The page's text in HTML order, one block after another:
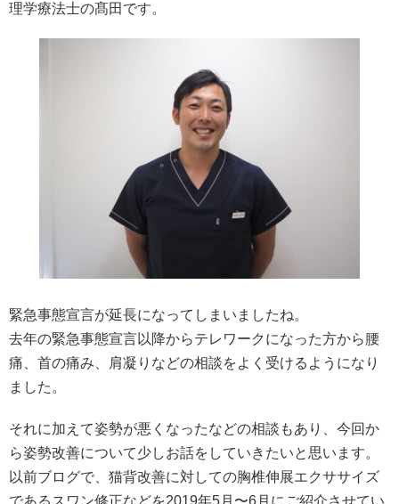
理学療法士の髙田です。
緊急事態宣言が延長になってしまいましたね。
去年の緊急事態宣言以降からテレワークになった方から腰
痛、首の痛み、肩凝りなどの相談をよく受けるようになり
ました。
それに加えて姿勢が悪くなったなどの相談もあり、今回か
ら姿勢改善について少しお話をしていきたいと思います。
以前ブログで、猫背改善に対しての胸椎伸展エクササイズ
であるスワン修正などを2019年5月〜6月にご紹介させてい